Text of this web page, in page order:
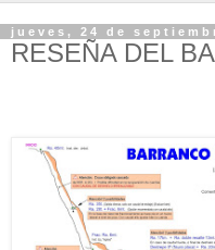
jueves, 24 de
RESEÑA DEL